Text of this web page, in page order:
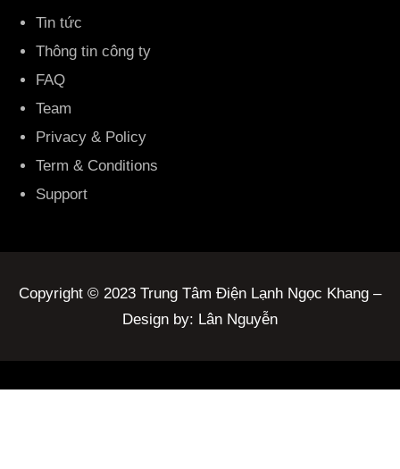
Tin tức
Thông tin công ty
FAQ
Team
Privacy & Policy
Term & Conditions
Support
Copyright © 2023 Trung Tâm Điện Lạnh Ngọc Khang –
Design by: Lân Nguyễn